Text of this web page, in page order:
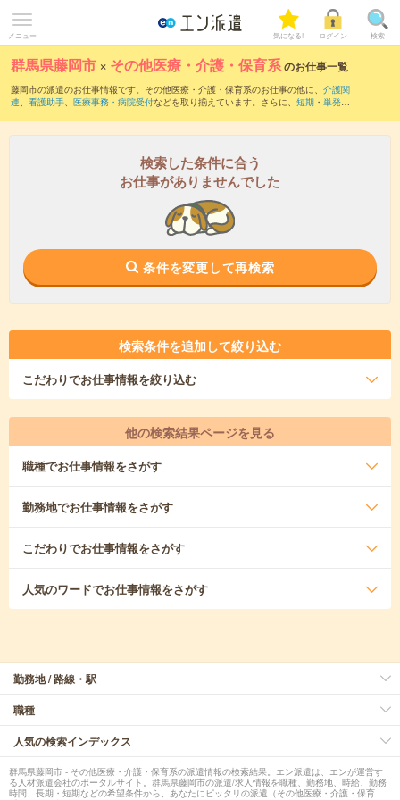
メニュー 気になる! ログイン 検索
群馬県藤岡市 × その他医療・介護・保育系のお仕事一覧
藤岡市の派遣のお仕事情報です。その他医療・介護・保育系のお仕事の他に、 介護関
連、 看護助手、 医療事務・病院受付などを取り揃えています。さらに、 短期 ・ 単発な
検索した条件に合う
お仕事がありませんでした
条件を変更して再検索
検索条件を追加して絞り込む
こだわりでお仕事情報を絞り込む
他の検索結果ページを見る
職種でお仕事情報をさがす
勤務地でお仕事情報をさがす
こだわりでお仕事情報をさがす
人気のワードでお仕事情報をさがす
勤務地 / 路線・駅
職種
人気の検索インデックス
群馬県藤岡市 - その他医療・介護・保育系の派遣情報の検索結果。エン派遣は、エンが運営す
る人材派遣会社のポータルサイト。群馬県藤岡市の派遣/求人情報を職種、勤務地、時給、勤務
時間、長期・短期などの希望条件から、あなたにピッタリの派遣（その他医療・介護・保育